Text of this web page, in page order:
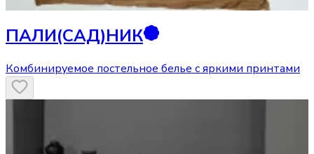
ПАЛИ(САД)НИК
Комбинируемое постельное белье с яркими принтами